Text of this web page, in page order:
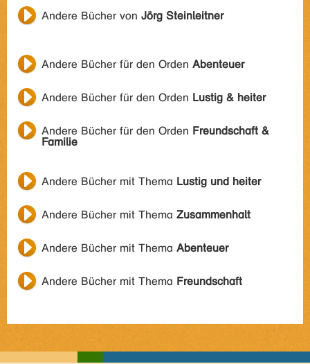
Andere Bücher von Jörg Steinleitner
Andere Bücher für den Orden Abenteuer
Andere Bücher für den Orden Lustig & heiter
Andere Bücher für den Orden Freundschaft &
Familie
Andere Bücher mit Thema Lustig und heiter
Andere Bücher mit Thema Zusammenhalt
Andere Bücher mit Thema Abenteuer
Andere Bücher mit Thema Freundschaft